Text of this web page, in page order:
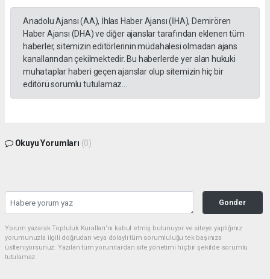
Anadolu Ajansı (AA), İhlas Haber Ajansı (İHA), Demirören
Haber Ajansı (DHA) ve diğer ajanslar tarafından eklenen tüm
haberler, sitemizin editörlerinin müdahalesi olmadan ajans
kanallarından çekilmektedir. Bu haberlerde yer alan hukuki
muhataplar haberi geçen ajanslar olup sitemizin hiç bir
editörü sorumlu tutulamaz...
Okuyu Yorumları (0)
Gonder
Yorum yazarak Topluluk Kuralları’nı kabul etmiş bulunuyor ve siteye yaptığınız
yorumunuzla ilgili doğrudan veya dolaylı tüm sorumluluğu tek başınıza
üstleniyorsunuz. Yazılan tüm yorumlardan site yönetimi hiçbir şekilde sorumlu
tutulamaz.